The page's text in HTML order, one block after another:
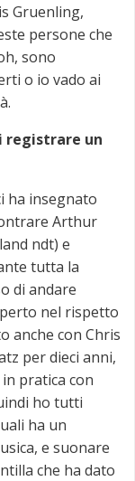
Gruenling,
persone che
sono
o io vado ai
registrare un
ha insegnato
Arthur
ndt) e
tutta la
di andare
nel rispetto
anche con Chris
per dieci anni,
pratica con
ho tutti
ha un
e suonare
che ha dato